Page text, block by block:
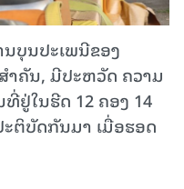
ບຸນປະເພນີຂອງ
ຄັນ, ມີປະຫວັດ ຄວາມ
ຢູ່ໃນຮີດ 12 ຄອງ 14
ຕິບັດກັນມາ ເມື່ອຮອດ